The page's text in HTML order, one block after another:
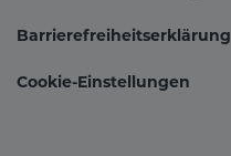
Barrierefreiheitserklärung
Cookie-Einstellungen